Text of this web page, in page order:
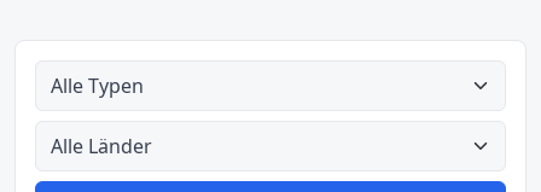
Alle Typen
Alle Länder